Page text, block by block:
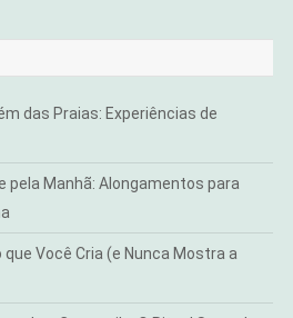
das Praias: Experiências de
pela Manhã: Alongamentos para
que Você Cria (e Nunca Mostra a